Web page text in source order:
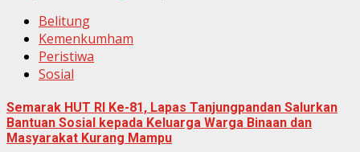
Belitung
Kemenkumham
Peristiwa
Sosial
Semarak HUT RI Ke-81, Lapas Tanjungpandan Salurkan
Bantuan Sosial kepada Keluarga Warga Binaan dan
Masyarakat Kurang Mampu